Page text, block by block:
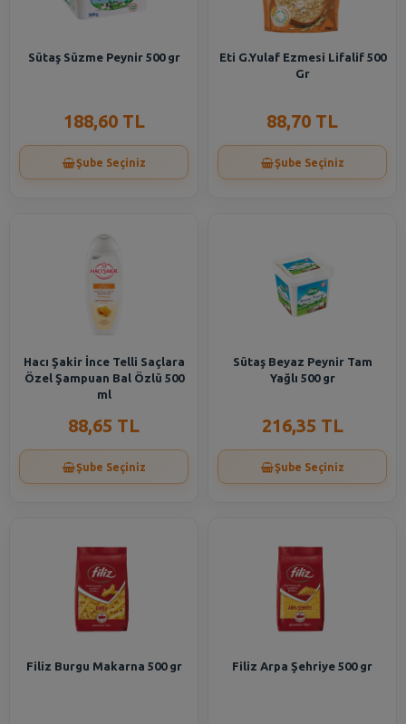
Sütaş Süzme Peynir 500 gr
188,60 TL
Şube Seçiniz
Eti G.Yulaf Ezmesi Lifalif 500
Gr
88,70 TL
Şube Seçiniz
Hacı Şakir İnce Telli Saçlara
Özel Şampuan Bal Özlü 500
ml
88,65 TL
Şube Seçiniz
Sütaş Beyaz Peynir Tam
Yağlı 500 gr
216,35 TL
Şube Seçiniz
Filiz Burgu Makarna 500 gr Filiz Arpa Şehriye 500 gr